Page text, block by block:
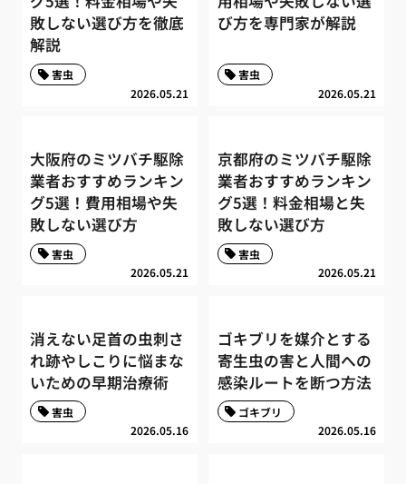
敗しない選び方を徹底
解説
2026.05.21
害虫
び方を専門家が解説
2026.05.21
害虫
大阪府のミツバチ駆除
業者おすすめランキン
グ5選！費用相場や失
敗しない選び方
2026.05.21
害虫
京都府のミツバチ駆除
業者おすすめランキン
グ5選！料金相場と失
敗しない選び方
2026.05.21
害虫
消えない足首の虫刺さ
れ跡やしこりに悩まな
いための早期治療術
2026.05.16
害虫
ゴキブリを媒介とする
寄生虫の害と人間への
感染ルートを断つ方法
2026.05.16
ゴキブリ